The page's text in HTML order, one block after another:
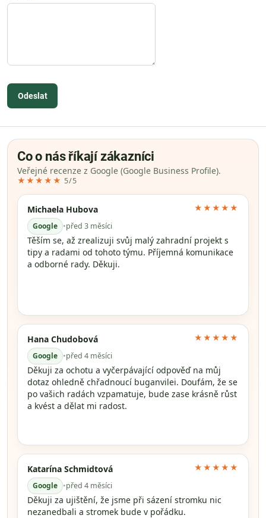
Odeslat
Co o nás říkají zákazníci
Veřejné recenze z Google (Google Business Profile).
★★★★★ 5/5
Michaela Hubova
Google •před 3 měsíci
★★★★★
Těším se, až zrealizuji svůj malý zahradní projekt s
tipy a radami od tohoto týmu. Příjemná komunikace
a odborné rady. Děkuji.
Hana Chudobová
Google •před 4 měsíci
★★★★★
Děkuji za ochotu a vyčerpávající odpověď na můj
dotaz ohledně chřadnoucí buganvilei. Doufám, že se
po vašich radách vzpamatuje, bude zase krásně růst
a kvést a dělat mi radost.
Katarína Schmidtová
Google •před 4 měsíci
★★★★★
Děkuji za ujištění, že jsme při sázení stromku nic
nezanedbali a stromek bude v pořádku.